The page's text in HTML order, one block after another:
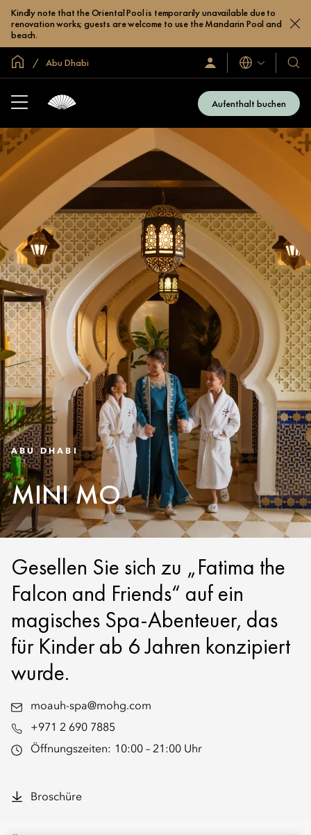
Kindly note that the Oriental Pool is temporarily unavailable due to
renovation works; guests are welcome to use the Mandarin Pool and
beach.
In der Welt zu Hause
Abu Dhabi
Anmelden/Jetzt
beitreten
Sprachen
und
Aufenthalt buchen
ABU DHABI
MINI MO
Gesellen Sie sich zu „Fatima the
Falcon and Friends“ auf ein
magisches Spa-Abenteuer, das
für Kinder ab 6 Jahren konzipiert
wurde.
moauh-spa@mohg.com
+971 2 690 7885
Öffnungszeiten: 10:00 – 21:00 Uhr
Broschüre